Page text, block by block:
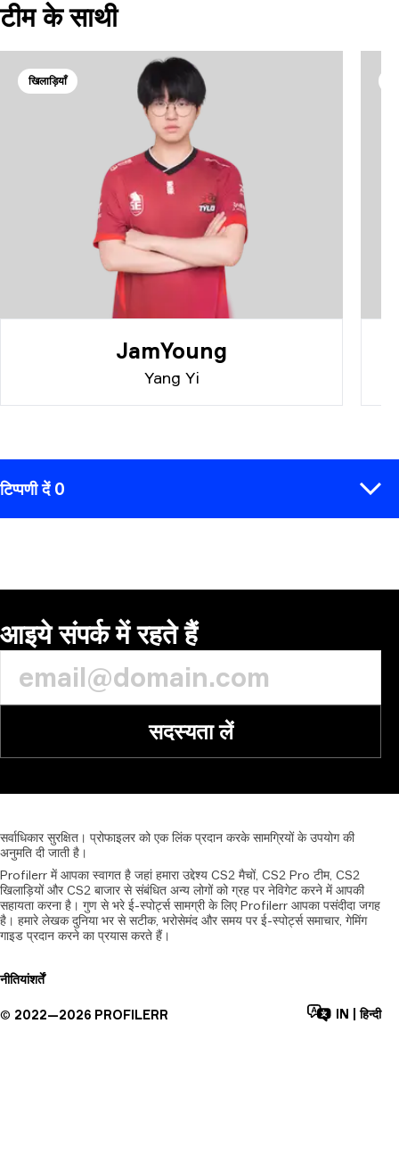
टीम के साथी
खिलाड़ियाँ
JamYoung
Yang Yi
टिप्पणी दें 0
आइये संपर्क में रहते हैं
सदस्यता लें
सर्वाधिकार सुरक्षित। प्रोफाइलर को एक लिंक प्रदान करके सामग्रियों के उपयोग की
अनुमति दी जाती है।
Profilerr में आपका स्वागत है जहां हमारा उद्देश्य CS2 मैचों, CS2 Pro टीम, CS2
खिलाड़ियों और CS2 बाजार से संबंधित अन्य लोगों को ग्रह पर नेविगेट करने में आपकी
सहायता करना है। गुण से भरे ई-स्पोर्ट्स सामग्री के लिए Profilerr आपका पसंदीदा जगह
है। हमारे लेखक दुनिया भर से सटीक, भरोसेमंद और समय पर ई-स्पोर्ट्स समाचार, गेमिंग
गाइड प्रदान करने का प्रयास करते हैं।
नीतियांशर्तें
© 2022—2026 PROFILERR IN |हिन्दी